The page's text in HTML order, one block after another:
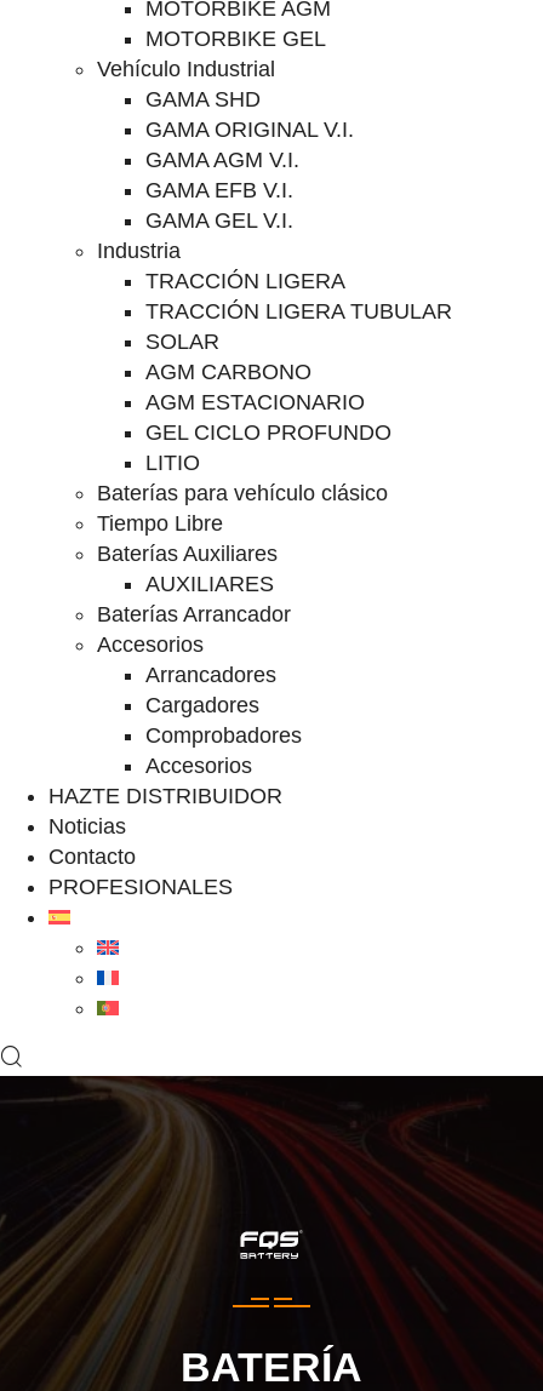
MOTORBIKE AGM
MOTORBIKE GEL
Vehículo Industrial
GAMA SHD
GAMA ORIGINAL V.I.
GAMA AGM V.I.
GAMA EFB V.I.
GAMA GEL V.I.
Industria
TRACCIÓN LIGERA
TRACCIÓN LIGERA TUBULAR
SOLAR
AGM CARBONO
AGM ESTACIONARIO
GEL CICLO PROFUNDO
LITIO
Baterías para vehículo clásico
Tiempo Libre
Baterías Auxiliares
AUXILIARES
Baterías Arrancador
Accesorios
Arrancadores
Cargadores
Comprobadores
Accesorios
HAZTE DISTRIBUIDOR
Noticias
Contacto
PROFESIONALES
BATERÍA